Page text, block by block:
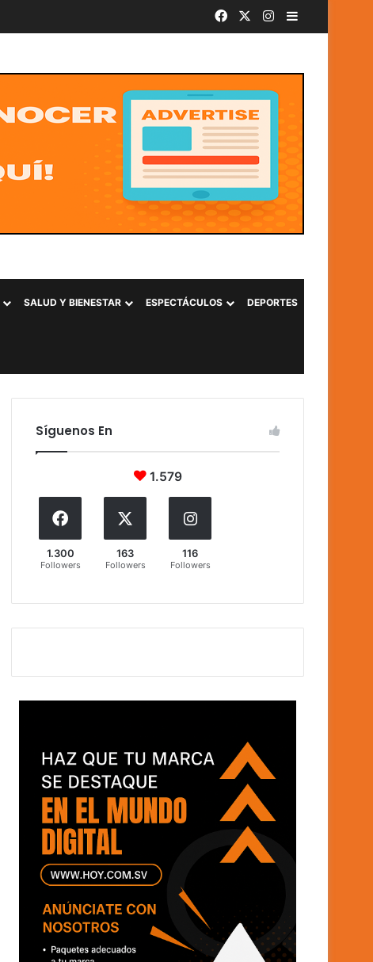
Facebook Instagram
SALUD Y BIENESTAR ESPECTÁCULOS DEPORTES
Síguenos En
1.579
1.300
Followers
163
Followers
116
Followers